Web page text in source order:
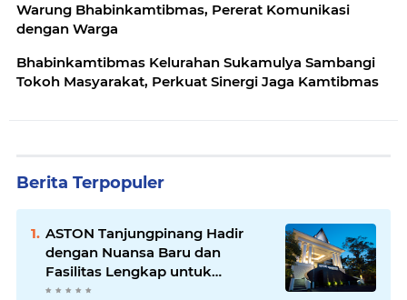
Warung Bhabinkamtibmas, Pererat Komunikasi
dengan Warga
Bhabinkamtibmas Kelurahan Sukamulya Sambangi
Tokoh Masyarakat, Perkuat Sinergi Jaga Kamtibmas
Berita Terpopuler
ASTON Tanjungpinang Hadir
dengan Nuansa Baru dan
Fasilitas Lengkap untuk
Kenyamanan Tamu